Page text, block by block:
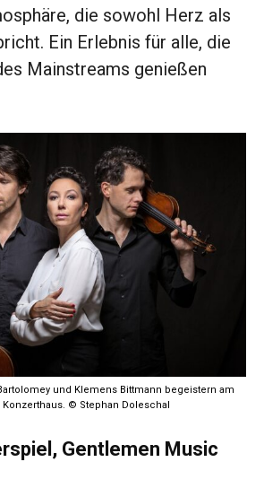
die sowohl Herz als
Ein Erlebnis für alle, die
Mainstreams genießen
und Klemens Bittmann begeistern am
© Stephan Doleschal
Gentlemen Music